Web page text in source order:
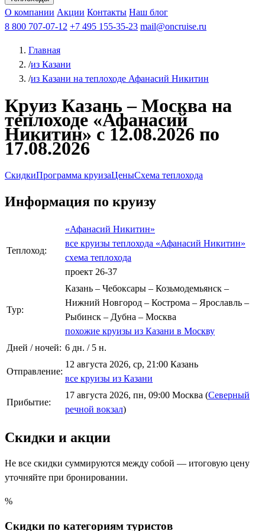
Чебоксарыиз Волгоградаиз Саратова Все города
КазаньВ Нижний НовгородВ ПермьВ Ростов-на-Дону
РыбинскНа СоловкиНа ВалаамПо ОкеПо Енисею
Афанасий Никитин Октябрьская революция
ФединАлександр СвешниковИван
МироновА.С.Попов
О компании Акции Контакты Наш блог
8 800 707-07-12 +7 495 155-35-23 mail@oncruise.ru
Главная
/из Казани
/из Казани на теплоходе Афанасий Никитин
Круиз Казань – Москва на
теплоходе «Афанасий
Никитин» с 12.08.2026 по
17.08.2026
СкидкиПрограмма круизаЦеныСхема теплохода
Информация по круизу
Теплоход:
«Афанасий Никитин»
все круизы теплохода «Афанасий Никитин»
схема теплохода
проект 26-37
Тур:
Казань – Чебоксары – Козьмодемьянск –
Нижний Новгород – Кострома – Ярославль –
Рыбинск – Дубна – Москва
похожие круизы из Казани в Москву
Дней / ночей: 6 дн. / 5 н.
Отправление:
12 августа 2026, ср, 21:00 Казань
все круизы из Казани
Прибытие:
17 августа 2026, пн, 09:00 Москва (Северный
речной вокзал)
Скидки и акции
Не все скидки суммируются между собой — итоговую цену
уточняйте при бронировании.
%
Скидки по категориям туристов